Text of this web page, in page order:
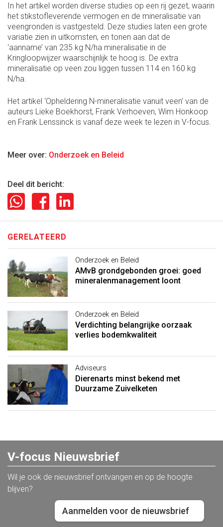
In het artikel worden diverse studies op een rij gezet, waarin
het stikstofleverende vermogen en de mineralisatie van
veengronden is vastgesteld. Deze studies laten een grote
variatie zien in uitkomsten, en tonen aan dat de
‘aanname’ van 235 kg N/ha mineralisatie in de
Kringloopwijzer waarschijnlijk te hoog is. De extra
mineralisatie op veen zou liggen tussen 114 en 160 kg
N/ha.
Het artikel ‘Opheldering N-mineralisatie vanuit veen’ van de
auteurs Lieke Boekhorst, Frank Verhoeven, Wim Honkoop
en Frank Lenssinck is vanaf deze week te lezen in V-focus.
Meer over: Onderzoek en Beleid
Deel dit bericht:
GERELATEERD
Onderzoek en Beleid
AMvB grondgebonden groei: goed
mineralenmanagement loont
Onderzoek en Beleid
Verdichting belangrijke oorzaak
verlies bodemkwaliteit
Adviseurs
Dierenarts minst bekend met
Duurzame Zuivelketen
V-focus Nieuwsbrief
Wil je ook de nieuwsbrief ontvangen en op de hoogte
blijven?
Aanmelden voor de nieuwsbrief